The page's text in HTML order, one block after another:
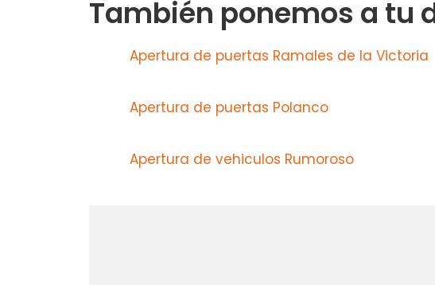
También ponemos a tu
Apertura de puertas Ramales de la Victoria
Apertura de puertas Polanco
Apertura de vehiculos Rumoroso